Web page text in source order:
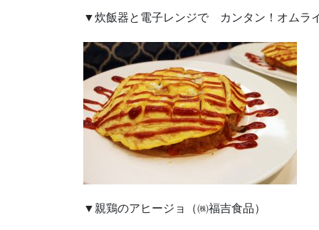
▼炊飯器と電子レンジで カンタン！オムラ
▼親鶏のアヒージョ（㈱福吉食品）